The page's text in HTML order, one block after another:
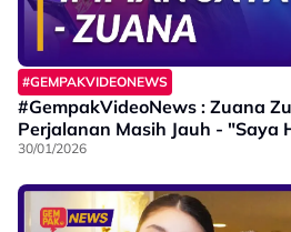
#GEMPAKVIDEONEWS
#GempakVideoNews : Zuana
Perjalanan Masih Jauh - "Saya
30/01/2026